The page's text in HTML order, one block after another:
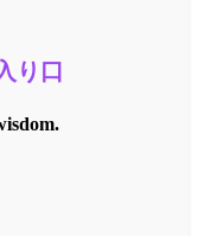
り口